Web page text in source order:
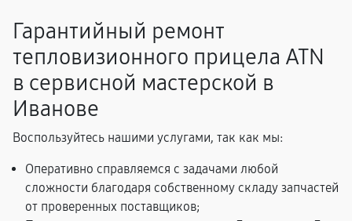
Гарантийный ремонт
тепловизионного прицела ATN
в сервисной мастерской в
Иванове
Воспользуйтесь нашими услугами, так как мы:
Оперативно справляемся с задачами любой
сложности благодаря собственному складу запчастей
от проверенных поставщиков;